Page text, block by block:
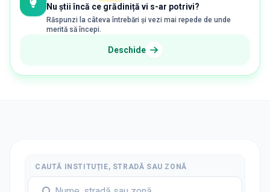
Nu știi încă ce grădiniță vi s-ar potrivi?
Răspunzi la câteva întrebări și vezi mai repede de unde
merită să începi.
Deschide
CAUTĂ INSTITUȚIE, STRADĂ SAU ZONĂ